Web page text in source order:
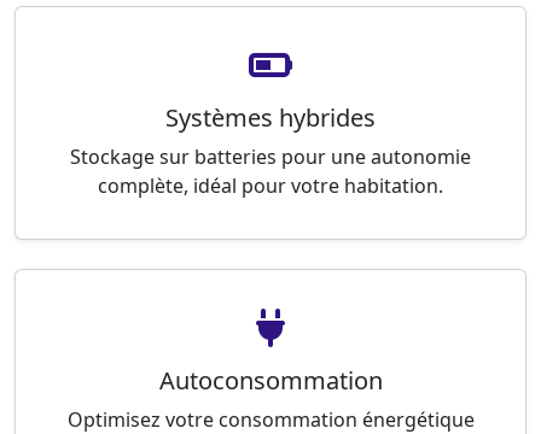
Systèmes hybrides
Stockage sur batteries pour une autonomie
complète, idéal pour votre habitation.
Autoconsommation
Optimisez votre consommation énergétique